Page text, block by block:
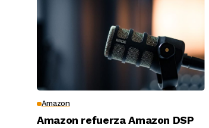
Amazon
Amazon refuerza Amazon DSP